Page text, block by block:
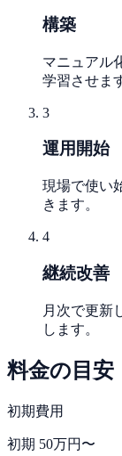
構築
マニュアル
学習させま
3
運用開始
現場で使い
きます。
4
継続改善
月次で更新
します。
料金の目安
初期費用
初期 50万円〜